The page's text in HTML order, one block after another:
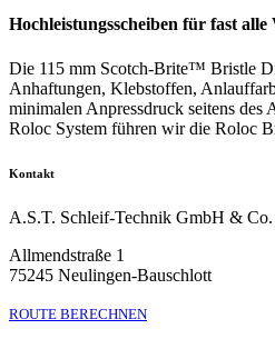
Hochleistungsscheiben für fast
Die 115 mm Scotch-Brite™ Bristle
Anhaftungen, Klebstoffen,
minimalen Anpressdruck seitens
Roloc System führen wir die Roloc
Kontakt
A.S.T. Schleif-Technik GmbH &
Allmendstraße 1
75245 Neulingen-Bauschlott
ROUTE BERECHNEN